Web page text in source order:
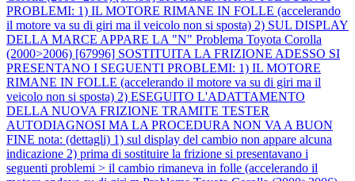
PROBLEMI: 1) IL MOTORE RIMANE IN FOLLE (accelerando
il motore va su di giri ma il veicolo non si sposta) 2) SUL DISPLAY
DELLA MARCE APPARE LA "N" Problema Toyota Corolla
(2000>2006) [67996] SOSTITUITA LA FRIZIONE ADESSO SI
PRESENTANO I SEGUENTI PROBLEMI: 1) IL MOTORE
RIMANE IN FOLLE (accelerando il motore va su di giri ma il
veicolo non si sposta) 2) ESEGUITO L'ADATTAMENTO
DELLA NUOVA FRIZIONE TRAMITE TESTER
AUTODIAGNOSI MA LA PROCEDURA NON VA A BUON
FINE nota: (dettagli) 1) sul display del cambio non appare alcuna
indicazione 2) prima di sostituire la frizione si presentavano i
seguenti problemi > il cambio rimaneva in folle (accelerando il